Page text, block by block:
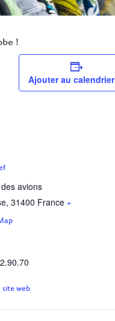
!
Ajouter au calendrier
avions
, 31400 France +
site web